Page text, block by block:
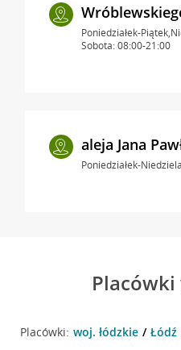
Poniedziałek-
Sobota: 08:00-21:00
aleja Jana
Poniedziałek-
Placówki: woj. łódzkie Łódź